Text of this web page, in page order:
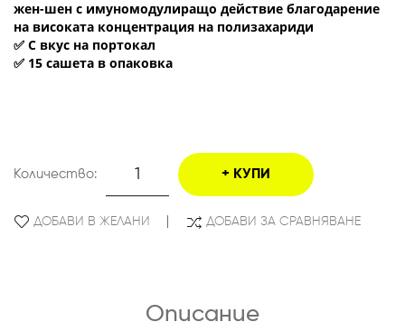
жен-шен с имуномодулиращо действие благодарение
на високата концентрация на полизахариди
✅ С вкус на портокал
✅ 15 сашета в опаковка
Количество: КУПИ
ДОБАВИ В ЖЕЛАНИ ДОБАВИ ЗА СРАВНЯВАНЕ
Описание